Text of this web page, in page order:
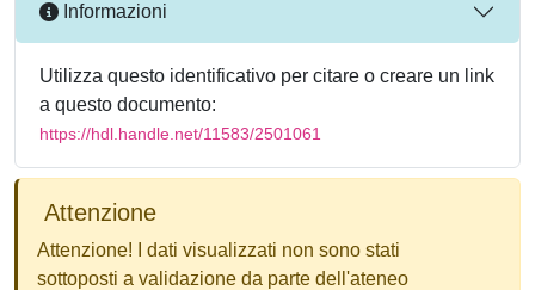
Informazioni
Utilizza questo identificativo per citare o creare un link
a questo documento:
https://hdl.handle.net/11583/2501061
Attenzione
Attenzione! I dati visualizzati non sono stati
sottoposti a validazione da parte dell'ateneo